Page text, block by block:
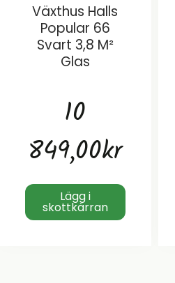
Växthus Halls
Popular 66
Svart 3,8 M²
Glas
10
849,00kr
Lägg i
skottkärran